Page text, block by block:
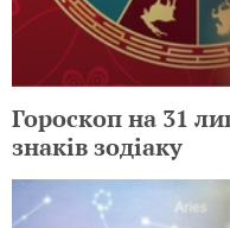
Гороскоп на 31
знаків зодіаку